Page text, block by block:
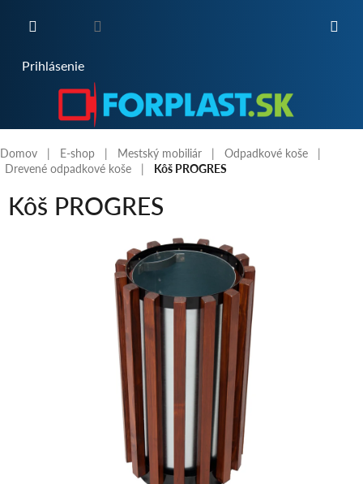
Prihlásenie
Domov E-shop Mestský mobiliár
Odpadkové koše
Drevené odpadkové koše
Kôš PROGRES
Kôš PROGRES